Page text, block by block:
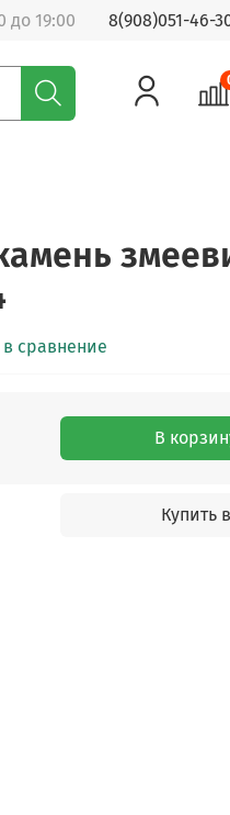
до 19:00 8(908)051-46-
сравнение
В
Купить